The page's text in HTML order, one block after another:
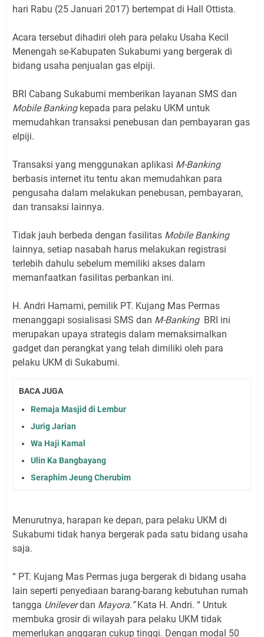
hari Rabu (25 Januari 2017) bertempat di Hall Ottista.
Acara tersebut dihadiri oleh para pelaku Usaha Kecil
Menengah se-Kabupaten Sukabumi yang bergerak di
bidang usaha penjualan gas elpiji.
BRI Cabang Sukabumi memberikan layanan SMS dan
Mobile Banking kepada para pelaku UKM untuk
memudahkan transaksi penebusan dan pembayaran gas
elpiji.
Transaksi yang menggunakan aplikasi M-Banking
berbasis internet itu tentu akan memudahkan para
pengusaha dalam melakukan penebusan, pembayaran,
dan transaksi lainnya.
Tidak jauh berbeda dengan fasilitas Mobile Banking
lainnya, setiap nasabah harus melakukan registrasi
terlebih dahulu sebelum memiliki akses dalam
memanfaatkan fasilitas perbankan ini.
H. Andri Hamami, pemilik PT. Kujang Mas Permas
menanggapi sosialisasi SMS dan M-Banking BRI ini
merupakan upaya strategis dalam memaksimalkan
gadget dan perangkat yang telah dimiliki oleh para
pelaku UKM di Sukabumi.
BACA JUGA
Remaja Masjid di Lembur
Jurig Jarian
Wa Haji Kamal
Ulin Ka Bangbayang
Seraphim Jeung Cherubim
Menurutnya, harapan ke depan, para pelaku UKM di
Sukabumi tidak hanya bergerak pada satu bidang usaha
saja.
“ PT. Kujang Mas Permas juga bergerak di bidang usaha
lain seperti penyediaan barang-barang kebutuhan rumah
tangga Unileverdan Mayora.”Kata H. Andri. “ Untuk
membuka grosir di wilayah para pelaku UKM tidak
memerlukan anggaran cukup tinggi. Dengan modal 50